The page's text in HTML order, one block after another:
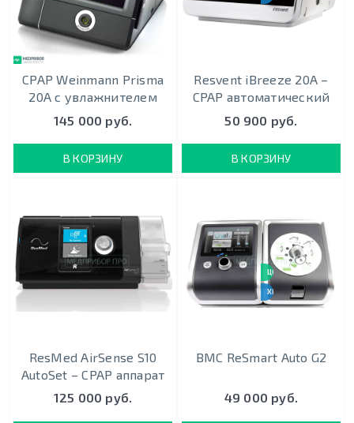
CPAP Weinmann Prisma
20A c увлажнителем
145 000 руб.
В КОРЗИНУ
Resvent iBreeze 20A –
CPAP автоматический
50 900 руб.
В КОРЗИНУ
ResMed AirSense S10
AutoSet – CPAP аппарат
125 000 руб.
ЦЕНА-КАЧЕСТВО
ХИТ ПРОДАЖ
BMC ReSmart Auto G2
49 000 руб.